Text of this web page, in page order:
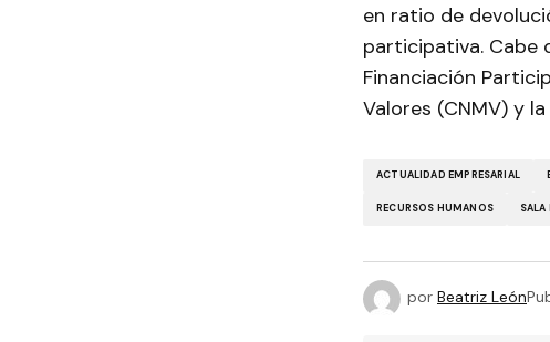
en ratio de
participativa. Cabe
Financiación
Valores (CNMV) y
ACTUALIDAD EMPRESARIAL
RECURSOS HUMANOS SALA
por Beatriz León